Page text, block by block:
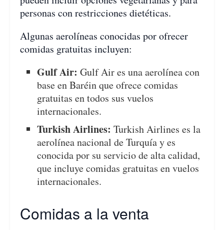
personas con restricciones dietéticas.
Algunas aerolíneas conocidas por ofrecer
comidas gratuitas incluyen:
Gulf Air: Gulf Air es una aerolínea con
base en Baréin que ofrece comidas
gratuitas en todos sus vuelos
internacionales.
Turkish Airlines: Turkish Airlines es la
aerolínea nacional de Turquía y es
conocida por su servicio de alta calidad,
que incluye comidas gratuitas en vuelos
internacionales.
Comidas a la venta